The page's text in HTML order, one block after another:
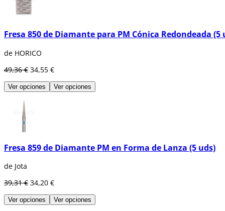
Fresa 850 de Diamante para PM Cónica Redondeada (5
de HORICO
49,36 € 34,55 €
Ver opciones Ver opciones
Fresa 859 de Diamante PM en Forma de Lanza (5 uds)
de Jota
39,31 € 34,20 €
Ver opciones Ver opciones